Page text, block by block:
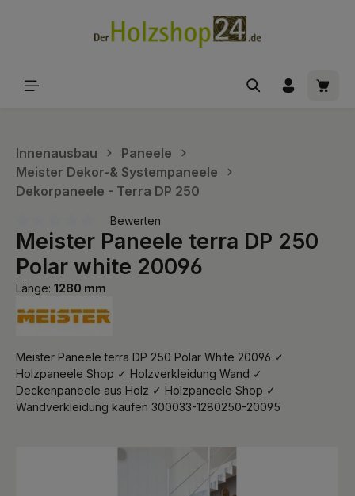
Innenausbau
Paneele
Meister Dekor-& Systempaneele
Dekorpaneele - Terra DP 250
Durchschnittliche Bewertung von 0 von 5 Sternen
Bewerten
Meister Paneele terra DP 250
Polar white 20096
Länge: 1280 mm
Meister Paneele terra DP 250 Polar White 20096 ✓
Holzpaneele Shop ✓ Holzverkleidung Wand ✓
Deckenpaneele aus Holz ✓ Holzpaneele Shop ✓
Wandverkleidung kaufen 300033-1280250-20095